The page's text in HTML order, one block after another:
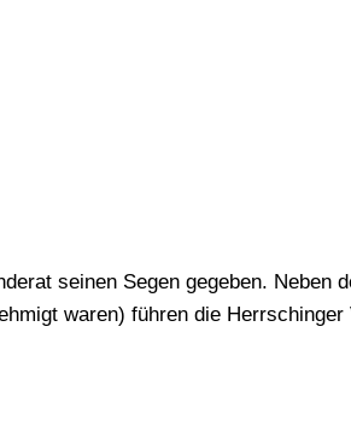
seinen Segen gegeben. Neben
waren) führen die Herrschinger